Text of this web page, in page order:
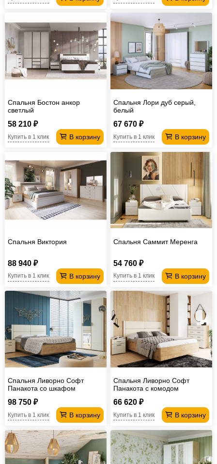
Спальня Бостон анкор
светлый
58 210 ₽
В корзину
Купить в 1 клик
Спальня Лори дуб серый,
белый
67 670 ₽
В корзину
Купить в 1 клик
Спальня Виктория
88 940 ₽
В корзину
Купить в 1 клик
Спальня Саммит Меренга
54 760 ₽
В корзину
Купить в 1 клик
Спальня Ливорно Софт
Панакота со шкафом
98 750 ₽
В корзину
Купить в 1 клик
Спальня Ливорно Софт
Панакота с комодом
66 620 ₽
В корзину
Купить в 1 клик